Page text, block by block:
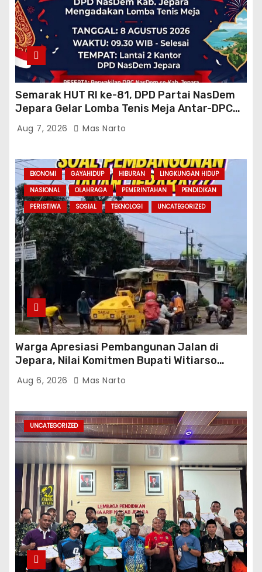
Semarak HUT RI ke-81, DPD Partai NasDem
Jepara Gelar Lomba Tenis Meja Antar-DPC
Se-Kabupaten
Aug 7, 2026 Mas Narto
EKONOMI GAYAHIDUP HIBURAN
LINGKUNGAN HIDUP
NASIONAL
OLAHRAGA PEMERINTAHAN
PENDIDIKAN
PERISTIWA
SOSIAL TEKNOLOGI UNCATEGORIZED
Warga Apresiasi Pembangunan Jalan di
Jepara, Nilai Komitmen Bupati Witiarso
Tingkatkan Infrastruktur dan Perekonomian
Aug 6, 2026 Mas Narto
UNCATEGORIZED